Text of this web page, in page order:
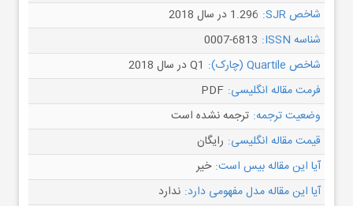
شاخص SJR:
1.296 در سال 2018
شناسه ISSN:
0007-6813
شاخص Quartile (چارک):
Q1 در سال 2018
فرمت مقاله انگلیسی: PDF
وضعیت ترجمه: ترجمه نشده است
قیمت مقاله انگلیسی: رایگان
آیا این مقاله بیس است: خیر
آیا این مقاله مدل مفهومی دارد: ندارد